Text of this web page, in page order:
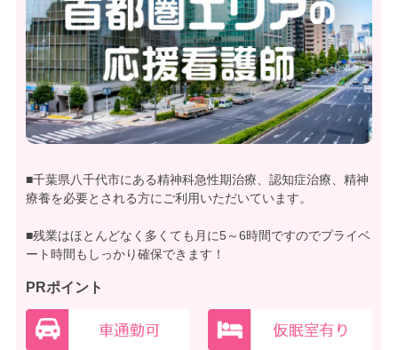
■千葉県八千代市にある精神科急性期治療、認知症治療、精神
療養を必要とされる方にご利用いただいています。
■残業はほとんどなく多くても月に5～6時間ですのでプライベ
ート時間もしっかり確保できます！
PRポイント